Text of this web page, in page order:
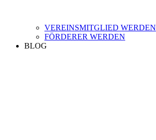
VEREINSMITGLIED WERDEN
FÖRDERER WERDEN
BLOG